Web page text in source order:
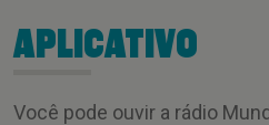
APLICATIVO
Você pode ouvir a rádio